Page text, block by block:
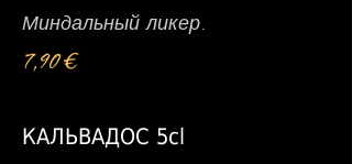
Миндальный ликер.
7,90 €
КАЛЬВАДОС 5cl